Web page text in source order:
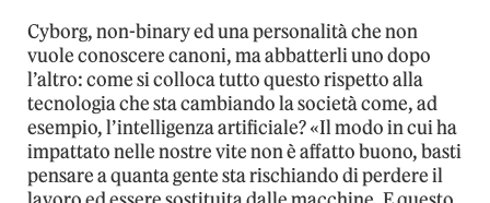
Cyborg, non-binary ed una personalità che non
vuole conoscere canoni, ma abbatterli uno dopo
l’altro: come si colloca tutto questo rispetto alla
tecnologia che sta cambiando la società come, ad
esempio, l’intelligenza artificiale? «Il modo in cui ha
impattato nelle nostre vite non è affatto buono, basti
pensare a quanta gente sta rischiando di perdere il